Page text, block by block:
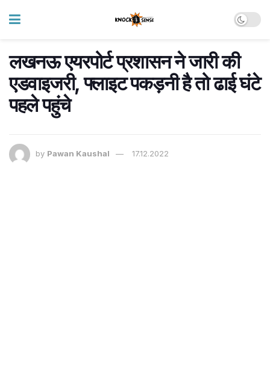
लखनऊ एयरपोर्ट प्रशासन ने जारी की
एडवाइजरी, फ्लाइट पकड़नी है तो ढाई घंटे
पहले पहुंचे
by Pawan Kaushal 17.12.2022